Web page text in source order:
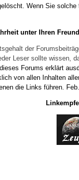
Wenn Sie
unter Ihren
der
Leser sollte wissen,
Forums erklärt
von allen Inhalten
die Links führen.